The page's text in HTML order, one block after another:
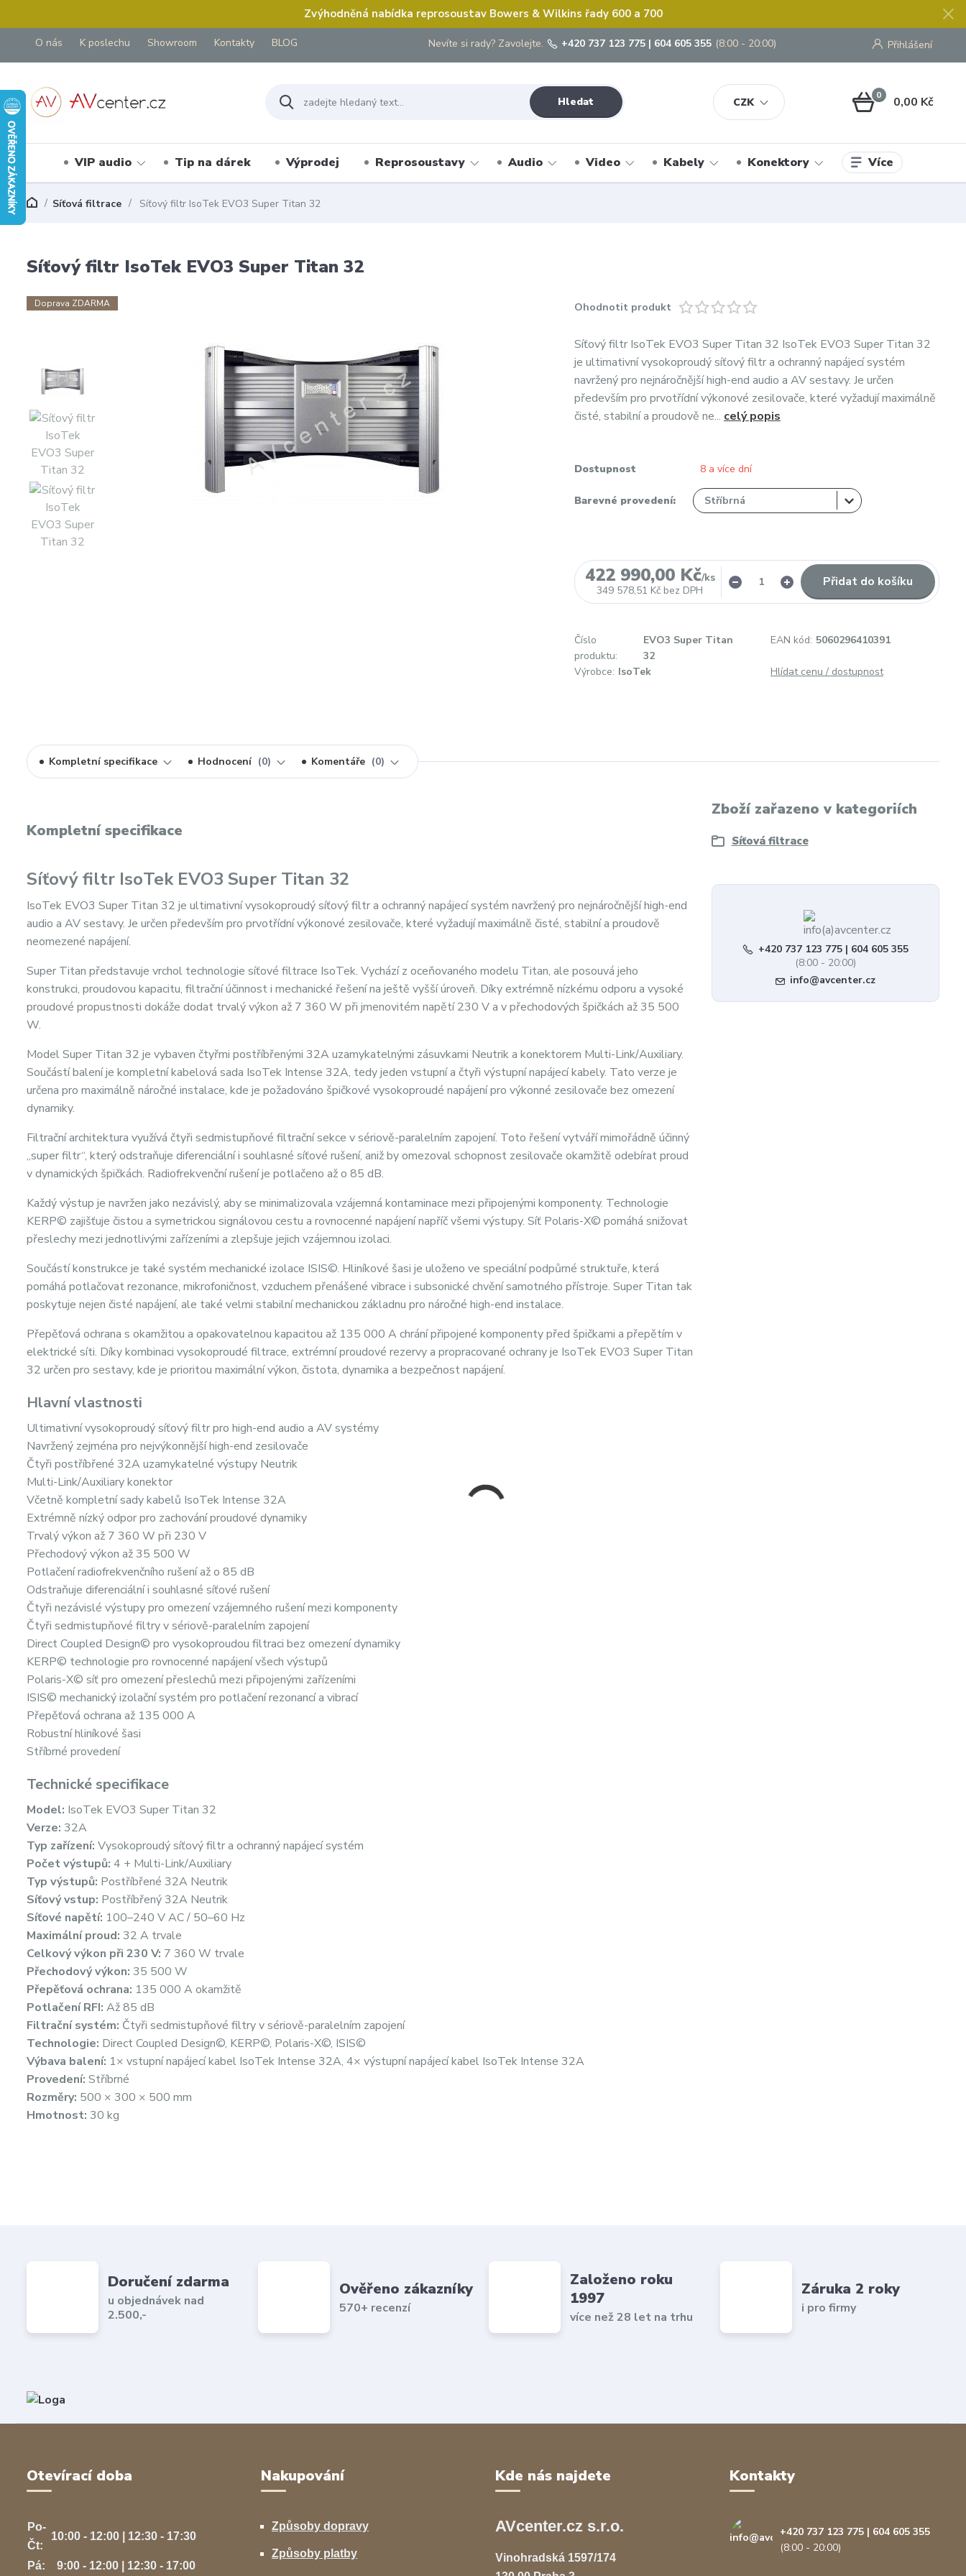
Zvýhodněná nabídka reprosoustav Bowers & Wilkins řady 600 a 700
O nás K poslechu Showroom Kontakty BLOG
CZK
Přihlášení
Hledat
Nevíte si rady? Zavolejte. +420 737 123 775 | 604 605 355 (8:00 - 20:00)
0 0,00 Kč
VIP audio Tip na dárek Výprodej Reprosoustavy Audio Video Kabely Konektory Více
Síťová filtrace Síťový filtr IsoTek EVO3 Super Titan 32
Síťový filtr IsoTek EVO3 Super Titan 32
Doprava ZDARMA Ohodnotit produkt
Síťový filtr IsoTek EVO3 Super Titan 32 IsoTek EVO3 Super Titan 32
je ultimativní vysokoproudý síťový filtr a ochranný napájecí systém
navržený pro nejnáročnější high-end audio a AV sestavy. Je určen
především pro prvotřídní výkonové zesilovače, které vyžadují maximálně
čisté, stabilní a proudově ne... celý popis
Dostupnost 8 a více dní
Barevné provedení:
422 990,00 Kč/ks
349 578,51 Kč bez DPH
Přidat do košíku
Číslo
produktu:
EVO3 Super Titan
32
EAN kód: 5060296410391
Výrobce: IsoTek Hlídat cenu / dostupnost
Kompletní specifikace Hodnocení 0 Komentáře 0
Kompletní specifikace
Síťový filtr IsoTek EVO3 Super Titan 32
IsoTek EVO3 Super Titan 32 je ultimativní vysokoproudý síťový filtr a ochranný napájecí systém navržený pro nejnáročnější high-end
audio a AV sestavy. Je určen především pro prvotřídní výkonové zesilovače, které vyžadují maximálně čisté, stabilní a proudově
neomezené napájení.
Super Titan představuje vrchol technologie síťové filtrace IsoTek. Vychází z oceňovaného modelu Titan, ale posouvá jeho
konstrukci, proudovou kapacitu, filtrační účinnost i mechanické řešení na ještě vyšší úroveň. Díky extrémně nízkému odporu a vysoké
proudové propustnosti dokáže dodat trvalý výkon až 7 360 W při jmenovitém napětí 230 V a v přechodových špičkách až 35 500
W.
Model Super Titan 32 je vybaven čtyřmi postříbřenými 32A uzamykatelnými zásuvkami Neutrik a konektorem Multi-Link/Auxiliary.
Součástí balení je kompletní kabelová sada IsoTek Intense 32A, tedy jeden vstupní a čtyři výstupní napájecí kabely. Tato verze je
určena pro maximálně náročné instalace, kde je požadováno špičkové vysokoproudé napájení pro výkonné zesilovače bez omezení
dynamiky.
Filtrační architektura využívá čtyři sedmistupňové filtrační sekce v sériově-paralelním zapojení. Toto řešení vytváří mimořádně účinný
„super filtr“, který odstraňuje diferenciální i souhlasné síťové rušení, aniž by omezoval schopnost zesilovače okamžitě odebírat proud
v dynamických špičkách. Radiofrekvenční rušení je potlačeno až o 85 dB.
Každý výstup je navržen jako nezávislý, aby se minimalizovala vzájemná kontaminace mezi připojenými komponenty. Technologie
KERP© zajišťuje čistou a symetrickou signálovou cestu a rovnocenné napájení napříč všemi výstupy. Síť Polaris-X© pomáhá snižovat
přeslechy mezi jednotlivými zařízeními a zlepšuje jejich vzájemnou izolaci.
Součástí konstrukce je také systém mechanické izolace ISIS©. Hliníkové šasi je uloženo ve speciální podpůrné struktuře, která
pomáhá potlačovat rezonance, mikrofoničnost, vzduchem přenášené vibrace i subsonické chvění samotného přístroje. Super Titan tak
poskytuje nejen čisté napájení, ale také velmi stabilní mechanickou základnu pro náročné high-end instalace.
Přepěťová ochrana s okamžitou a opakovatelnou kapacitou až 135 000 A chrání připojené komponenty před špičkami a přepětím v
elektrické síti. Díky kombinaci vysokoproudé filtrace, extrémní proudové rezervy a propracované ochrany je IsoTek EVO3 Super Titan
32 určen pro sestavy, kde je prioritou maximální výkon, čistota, dynamika a bezpečnost napájení.
Hlavní vlastnosti
Ultimativní vysokoproudý síťový filtr pro high-end audio a AV systémy
Navržený zejména pro nejvýkonnější high-end zesilovače
Čtyři postříbřené 32A uzamykatelné výstupy Neutrik
Multi-Link/Auxiliary konektor
Včetně kompletní sady kabelů IsoTek Intense 32A
Extrémně nízký odpor pro zachování proudové dynamiky
Trvalý výkon až 7 360 W při 230 V
Přechodový výkon až 35 500 W
Potlačení radiofrekvenčního rušení až o 85 dB
Odstraňuje diferenciální i souhlasné síťové rušení
Čtyři nezávislé výstupy pro omezení vzájemného rušení mezi komponenty
Čtyři sedmistupňové filtry v sériově-paralelním zapojení
Direct Coupled Design© pro vysokoproudou filtraci bez omezení dynamiky
KERP© technologie pro rovnocenné napájení všech výstupů
Polaris-X© síť pro omezení přeslechů mezi připojenými zařízeními
ISIS© mechanický izolační systém pro potlačení rezonancí a vibrací
Přepěťová ochrana až 135 000 A
Robustní hliníkové šasi
Stříbrné provedení
Technické specifikace
Model: IsoTek EVO3 Super Titan 32
Verze: 32A
Typ zařízení: Vysokoproudý síťový filtr a ochranný napájecí systém
Počet výstupů: 4 + Multi-Link/Auxiliary
Typ výstupů: Postříbřené 32A Neutrik
Síťový vstup: Postříbřený 32A Neutrik
Síťové napětí: 100–240 V AC / 50–60 Hz
Maximální proud: 32 A trvale
Celkový výkon při 230 V: 7 360 W trvale
Přechodový výkon: 35 500 W
Přepěťová ochrana: 135 000 A okamžitě
Potlačení RFI: Až 85 dB
Filtrační systém: Čtyři sedmistupňové filtry v sériově-paralelním zapojení
Technologie: Direct Coupled Design©, KERP©, Polaris-X©, ISIS©
Výbava balení: 1× vstupní napájecí kabel IsoTek Intense 32A, 4× výstupní napájecí kabel IsoTek Intense 32A
Provedení: Stříbrné
Rozměry: 500 × 300 × 500 mm
Hmotnost: 30 kg
Zboží zařazeno v kategoriích
Síťová filtrace
+420 737 123 775 | 604 605 355
(8:00 - 20:00)
info@avcenter.cz
Doručení zdarma
u objednávek nad
2.500,-
Ověřeno zákazníky
570+ recenzí
Založeno roku
1997
více než 28 let na trhu
Záruka 2 roky
i pro firmy
Otevírací doba
Po-
Čt:
10:00 - 12:00 | 12:30 - 17:30
Pá: 9:00 - 12:00 | 12:30 - 17:00
Nakupování
Způsoby dopravy
Způsoby platby
Kde nás najdete
AVcenter.cz s.r.o.
Vinohradská 1597/174
Kontakty
+420 737 123 775 | 604 605 355
(8:00 - 20:00)